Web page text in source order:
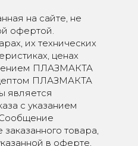
на сайте, не
офертой.
их технических
ценах
ПЛАЗМАКТА
ПЛАЗМАКТА
является
с указанием
товара,
в оферте,